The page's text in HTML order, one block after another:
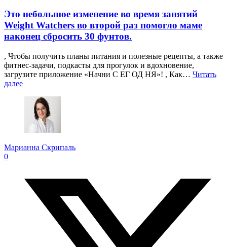
Это небольшое изменение во время занятий
Weight Watchers во второй раз помогло маме
наконец сбросить 30 фунтов.
, Чтобы получить планы питания и полезные рецепты, а также
фитнес-задачи, подкасты для прогулок и вдохновение,
загрузите приложение «Начни С ЕГ ОД НЯ»! , Как… Читать
далее
Марианна Скрипаль
0